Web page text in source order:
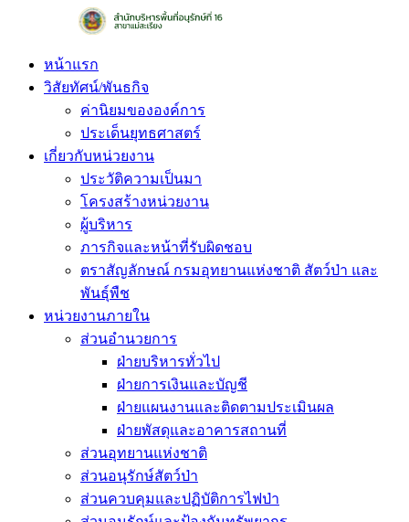
หน้าแรก
วิสัยทัศน์/พันธกิจ
ค่านิยมขององค์การ
ประเด็นยุทธศาสตร์
เกี่ยวกับหน่วยงาน
ประวัติความเป็นมา
โครงสร้างหน่วยงาน
ผู้บริหาร
ภารกิจและหน้าที่รับผิดชอบ
ตราสัญลักษณ์ กรมอุทยานแห่งชาติ สัตว์ป่า และ
พันธุ์พืช
หน่วยงานภายใน
ส่วนอำนวยการ
ฝ่ายบริหารทั่วไป
ฝ่ายการเงินและบัญชี
ฝ่ายแผนงานและติดตามประเมินผล
ฝ่ายพัสดุและอาคารสถานที่
ส่วนอุทยานแห่งชาติ
ส่วนอนุรักษ์สัตว์ป่า
ส่วนควบคุมและปฏิบัติการไฟป่า